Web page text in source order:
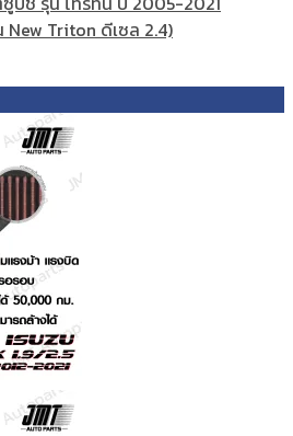
Triton ดีเซล 2.4)